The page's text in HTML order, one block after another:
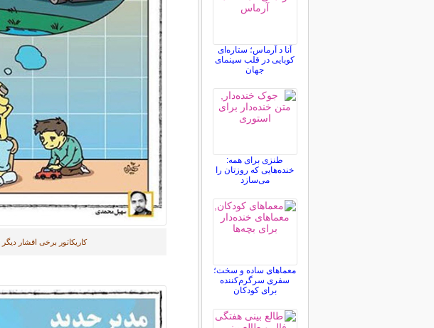
کاریکاتور برخی اقشار دیگر
آنا د آرماس؛ ستاره‌ای
کوبایی در قلب سینمای
جهان
طنزی برای همه:
خنده‌هایی که روزتان را
می‌سازد
معماهای ساده و سخت؛
سفری سرگرم‌کننده
برای کودکان